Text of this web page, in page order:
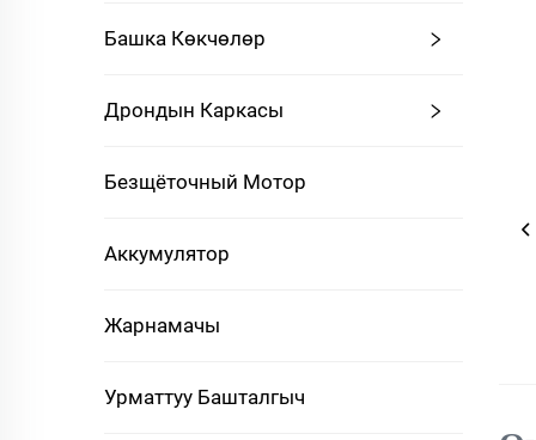
Башка Көкчөлөр
Дрондын Каркасы
Безщёточный Мотор
Аккумулятор
Жарнамачы
Урматтуу Башталгыч